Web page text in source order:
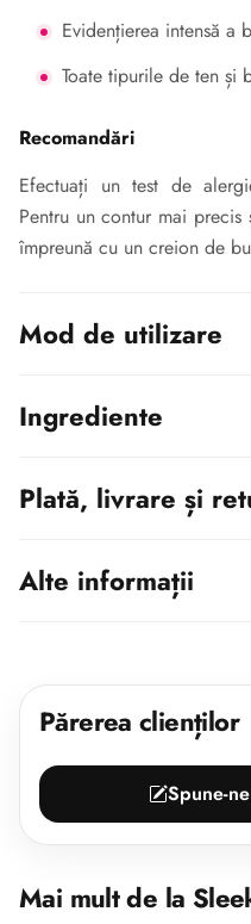
Evidențierea intensă a
Toate tipurile de ten și
Recomandări
Efectuați un test de
Pentru un contur mai
împreună cu un creion de
Mod de utilizare
Ingrediente
Plată, livrare și
Alte informații
Părerea clienților
Spune-
Mai mult de la